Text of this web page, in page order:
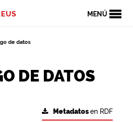
MENÚ
de datos
DE DATOS
Metadatosen RDF